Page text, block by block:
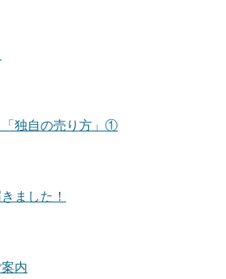
「独自の売り方」①
ました！
内